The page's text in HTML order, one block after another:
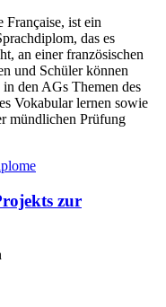
Française, ist ein
das es
an einer französischen
und Schüler können
den AGs Themen des
Vokabular lernen sowie
mündlichen Prüfung
zur